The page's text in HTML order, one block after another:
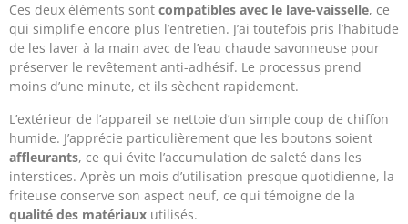
Ces deux éléments sont compatibles avec le lave-vaisselle, ce
qui simplifie encore plus l’entretien. J’ai toutefois pris l’habitude
de les laver à la main avec de l’eau chaude savonneuse pour
préserver le revêtement anti-adhésif. Le processus prend
moins d’une minute, et ils sèchent rapidement.
L’extérieur de l’appareil se nettoie d’un simple coup de chiffon
humide. J’apprécie particulièrement que les boutons soient
affleurants, ce qui évite l’accumulation de saleté dans les
interstices. Après un mois d’utilisation presque quotidienne, la
friteuse conserve son aspect neuf, ce qui témoigne de la
qualité des matériaux utilisés.